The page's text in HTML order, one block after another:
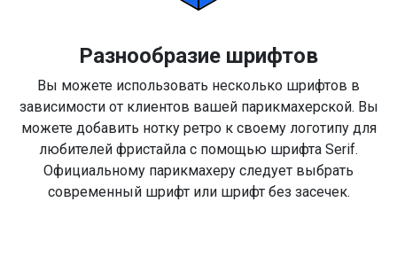
Разнообразие шрифтов
Вы можете использовать несколько шрифтов в
зависимости от клиентов вашей парикмахерской. Вы
можете добавить нотку ретро к своему логотипу для
любителей фристайла с помощью шрифта Serif.
Официальному парикмахеру следует выбрать
современный шрифт или шрифт без засечек.